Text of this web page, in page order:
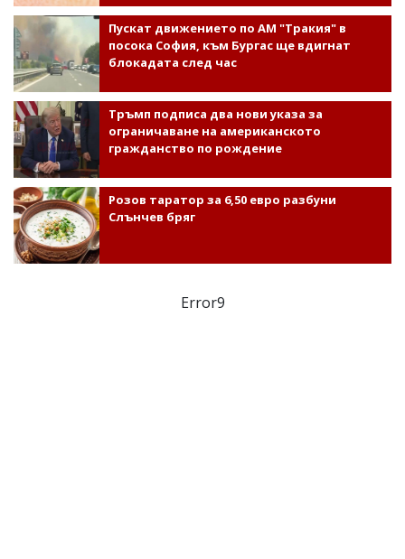
Пускат движението по АМ "Тракия" в
посока София, към Бургас ще вдигнат
блокадата след час
Тръмп подписа два нови указа за
ограничаване на американското
гражданство по рождение
Розов таратор за 6,50 евро разбуни
Слънчев бряг
Error9